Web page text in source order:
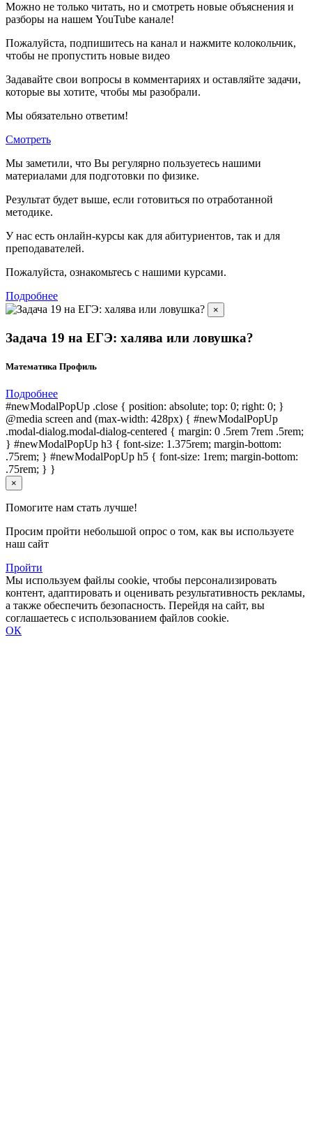
Можно не только читать, но и смотреть новые объяснения и
разборы на нашем YouTube канале!
Пожалуйста, подпишитесь на канал и нажмите колокольчик,
чтобы не пропустить новые видео
Задавайте свои вопросы в комментариях и оставляйте задачи,
которые вы хотите, чтобы мы разобрали.
Мы обязательно ответим!
Смотреть
Мы заметили, что Вы регулярно пользуетесь нашими
материалами для подготовки по физике.
Результат будет выше, если готовиться по отработанной
методике.
У нас есть онлайн-курсы как для абитуриентов, так и для
преподавателей.
Пожалуйста, ознакомьтесь с нашими курсами.
Подробнее
×
Задача 19 на ЕГЭ: халява или ловушка?
Математика Профиль
Подробнее
#newModalPopUp .close { position: absolute; top: 0; right: 0; }
@media screen and (max-width: 428px) { #newModalPopUp
.modal-dialog.modal-dialog-centered { margin: 0 .5rem 7rem .5rem;
} #newModalPopUp h3 { font-size: 1.375rem; margin-bottom:
.75rem; } #newModalPopUp h5 { font-size: 1rem; margin-bottom:
.75rem; } }
×
Помогите нам стать лучше!
Просим пройти небольшой опрос о том, как вы используете
наш сайт
Пройти
Мы используем файлы cookie, чтобы персонализировать
контент, адаптировать и оценивать результативность рекламы,
а также обеспечить безопасность. Перейдя на сайт, вы
соглашаетесь с использованием файлов cookie.
ОК